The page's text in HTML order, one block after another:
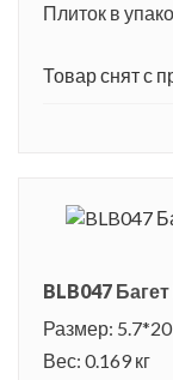
Плиток в
Товар снят с
BLB047
Размер:
Вес: 0.169 кг